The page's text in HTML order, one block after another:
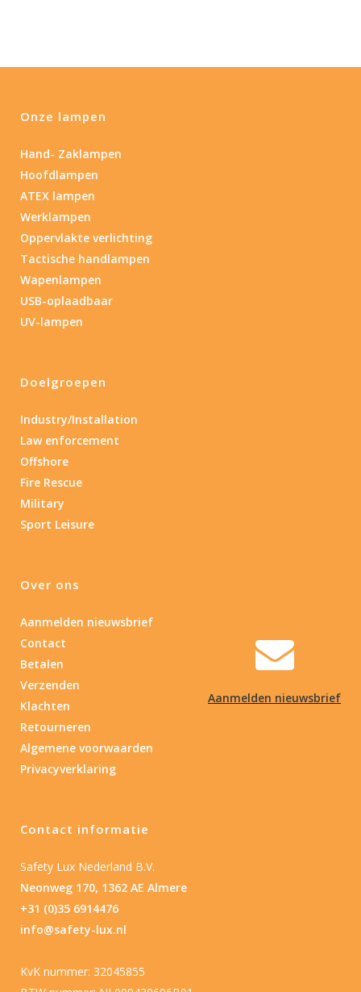
Aanmelden nieuwsbrief
Onze lampen
Hand- Zaklampen
Hoofdlampen
ATEX lampen
Werklampen
Oppervlakte verlichting
Tactische handlampen
Wapenlampen
USB-oplaadbaar
UV-lampen
Doelgroepen
Industry/Installation
Law enforcement
Offshore
Fire Rescue
Military
Sport Leisure
Over ons
Aanmelden nieuwsbrief
Contact
Betalen
Verzenden
Klachten
Retourneren
Algemene voorwaarden
Privacyverklaring
Contact informatie
Safety Lux Nederland B.V.
Neonweg 170, 1362 AE Almere
+31 (0)35 6914476
info@safety-lux.nl
KvK nummer: 32045855